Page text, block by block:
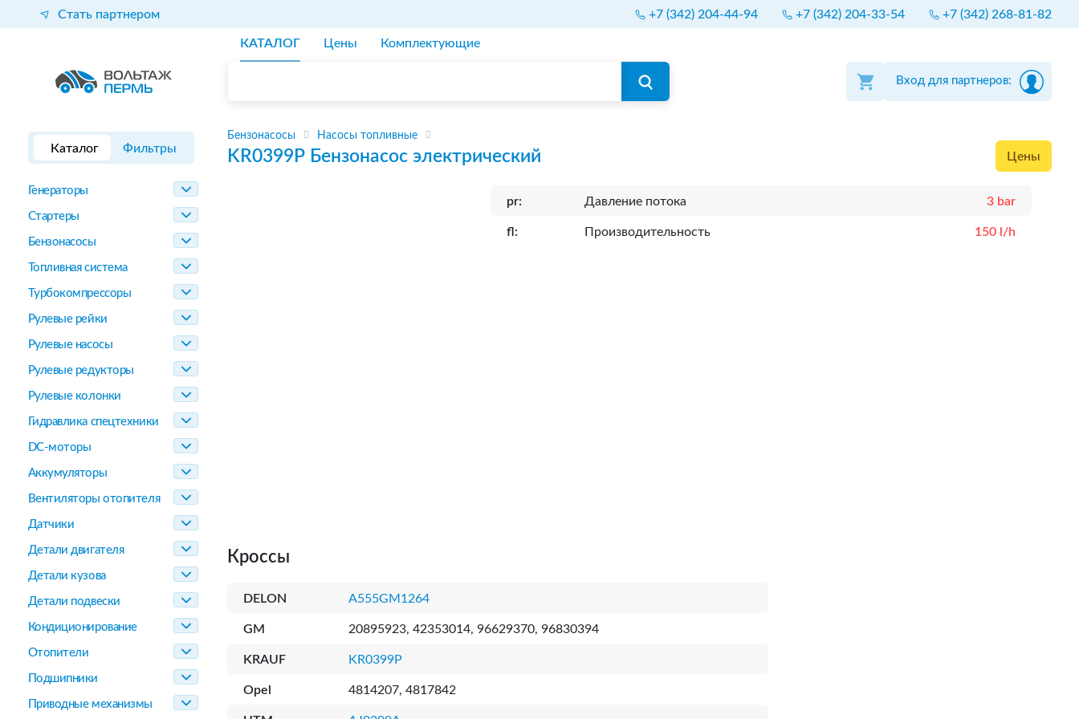
Стать партнером +7 (342) 204-44-94 +7 (342) 204-33-54 +7 (342) 268-81-82
КАТАЛОГ Цены Комплектующие
Вход для партнеров:
Каталог Фильтры
Генераторы
Стартеры
Бензонасосы
Топливная система
Турбокомпрессоры
Рулевые рейки
Рулевые насосы
Рулевые редукторы
Рулевые колонки
Гидравлика спецтехники
DC-моторы
Аккумуляторы
Вентиляторы отопителя
Датчики
Детали двигателя
Детали кузова
Детали подвески
Кондиционирование
Отопители
Подшипники
Приводные механизмы
Бензонасосы Насосы топливные
KR0399P Бензонасос электрический Цены
pr: Давление потока 3 bar
fl: Производительность 150 l/h
Кроссы
DELON A555GM1264
GM 20895923, 42353014, 96629370, 96830394
KRAUF KR0399P
Opel 4814207, 4817842